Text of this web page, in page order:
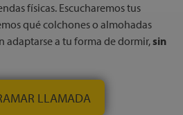
físicas. Escucharemos tus
qué colchones o almohadas
adaptarse a tu forma de dormir,sin
LLAMADA